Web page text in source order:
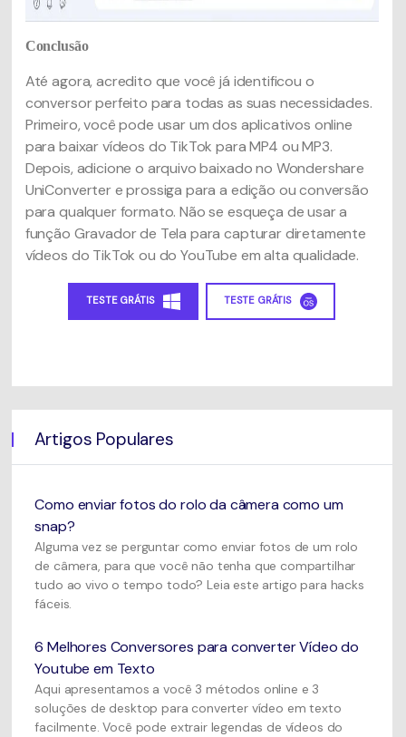
Conclusão
Até agora, acredito que você já identificou o
conversor perfeito para todas as suas necessidades.
Primeiro, você pode usar um dos aplicativos online
para baixar vídeos do TikTok para MP4 ou MP3.
Depois, adicione o arquivo baixado no Wondershare
UniConverter e prossiga para a edição ou conversão
para qualquer formato. Não se esqueça de usar a
função Gravador de Tela para capturar diretamente
vídeos do TikTok ou do YouTube em alta qualidade.
TESTE GRÁTIS TESTE GRÁTIS
Artigos Populares
Como enviar fotos do rolo da câmera como um
snap?
Alguma vez se perguntar como enviar fotos de um rolo
de câmera, para que você não tenha que compartilhar
tudo ao vivo o tempo todo? Leia este artigo para hacks
fáceis.
6 Melhores Conversores para converter Vídeo do
Youtube em Texto
Aqui apresentamos a você 3 métodos online e 3
soluções de desktop para converter vídeo em texto
facilmente. Você pode extrair legendas de vídeos do